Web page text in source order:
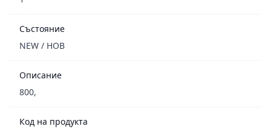
Състояние
NEW / НОВ
Описание
800,
Код на продукта